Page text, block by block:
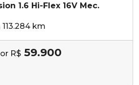
1.6 Hi-Flex 16V Mec.
113.284 km
R$ 59.900